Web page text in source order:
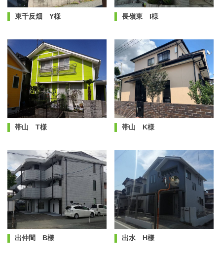
東千反畑 Y様 長嶺東 I様
帯山 T様 帯山 K様
出仲間 B様 出水 H様